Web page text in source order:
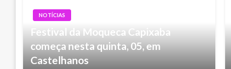
NOTÍCIAS
Festival da Moqueca Capixaba
começa nesta quinta, 05, em
Castelhanos